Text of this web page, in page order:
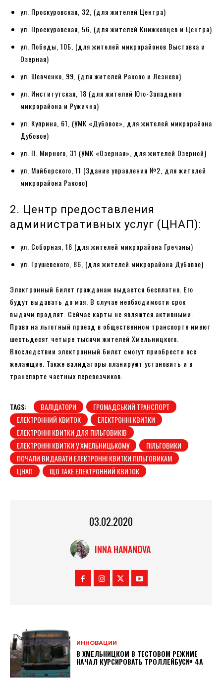
ул. Проскуровская, 32, (для жителей Центра)
ул. Проскуровская, 56, (для жителей Книжковцев и Центра)
ул. Победы, 10Б, (для жителей микрорайонов Выставка и
Озерная)
ул. Шевченко, 99, (для жителей Раково и Лезнево)
ул. Институтская, 18 (для жителей Юго-Западного
микрорайона и Ружична)
ул. Куприна, 61, (УМК «Дубовое», для жителей микрорайона
Дубовое)
ул. П. Мирного, 31 (УМК «Озерная», для жителей Озерной)
ул. Майборского, 11 (Здание управления №2, для жителей
микрорайона Раково)
2. Центр предоставления
административных услуг (ЦНАП):
ул. Соборная, 16 (для жителей микрорайона Гречаны)
ул. Грушевского, 86, (для жителей микрорайона Дубовое)
Электронный билет гражданам выдается бесплатно. Его
будут выдавать до мая. В случае необходимости срок
выдачи продлят. Сейчас карты не являются активными.
Право на льготный проезд в общественном транспорте имеют
шестьдесят четыре тысячи жителей Хмельницкого.
Впоследствии электронный билет смогут приобрести все
желающие. Также валидаторы планируют установить и в
транспорте частных перевозчиков.
TAGS: ВАЛІДАТОРИ
ГРОМАДСЬКИЙ ТРАНСПОРТ
ЕЛЕКТРОННИЙ КВИТОК
ЕЛЕКТРОННІ КВИТКИ
ЕЛЕКТРОННІ КВИТКИ ДЛЯ ПІЛЬГОВИКІВ
ЕЛЕКТРОННІ КВИТКИ У ХМЕЛЬНИЦЬКОМУ
ПІЛЬГОВИКИ
ПОЧАЛИ ВИДАВАТИ ЕЛЕКТРОННІ КВИТКИ ПІЛЬГОВИКАМ
ЦНАП
ЩО ТАКЕ ЕЛЕКТРОННИЙ КВИТОК
03.02.2020
INNA HANANOVA
ИННОВАЦИИ
В ХМЕЛЬНИЦКОМ В ТЕСТОВОМ РЕЖИМЕ
НАЧАЛ КУРСИРОВАТЬ ТРОЛЛЕЙБУС№ 4А